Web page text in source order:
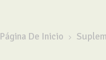
Página De Inicio